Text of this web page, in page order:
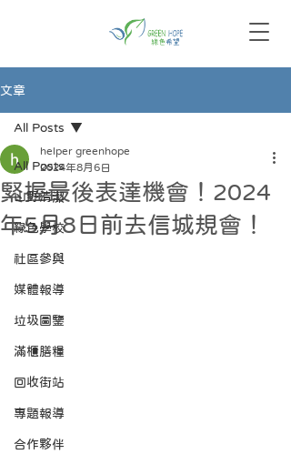
文章
All Posts
山野清潔
綠色學校
社區參與
媒體報導
垃圾圖鑒
滿櫃膳糧
回收街站
專題報導
合作夥伴
All Posts
緊握最後表達機會！2024
年5月8日前去信城規會！
helper greenhope
2024年8月6日